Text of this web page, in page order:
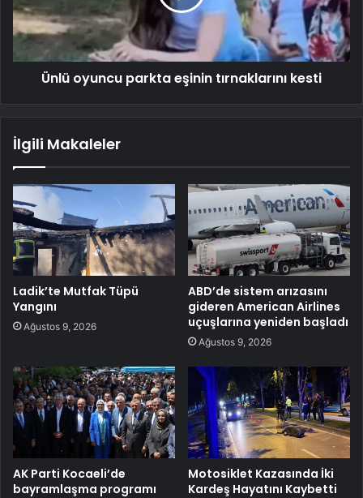
Ünlü oyuncu parkta eşinin tırnaklarını kesti
İlgili Makaleler
Ladik’te Mutfak Tüpü
Yangını
Ağustos 9, 2026
ABD’de sistem arızasını
gideren American Airlines
uçuşlarına yeniden başladı
Ağustos 9, 2026
AK Parti Kocaeli’de
bayramlaşma programı
Motosiklet Kazasında İki
Kardeş Hayatını Kaybetti